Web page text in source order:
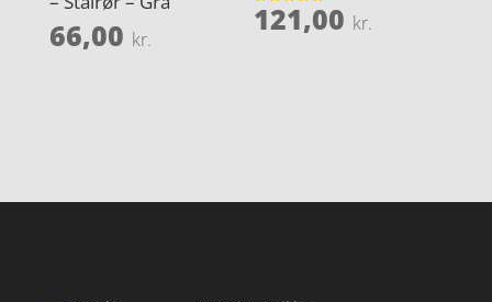
66,00 kr.
Vurderet
5
121,00 kr.